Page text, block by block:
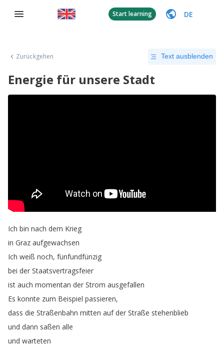
Start learning DE
Zurückgehen Text ausblenden
Energie für unsere Stadt
Ich bin nach dem Krieg
in Graz aufgewachsen
Ich weiß noch, fünfundfünzig
bei der Staatsvertragsfeier
ist auch momentan der Strom ausgefallen
Es konnte zum Beispiel passieren,
dass die Straßenbahn mitten auf der Straße stehenblieb
und dann saßen alle
und warteten